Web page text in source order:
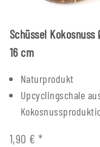
Schüssel Kokosnuss
16 cm
Naturprodukt
Upcyclingschale
1,90 €*